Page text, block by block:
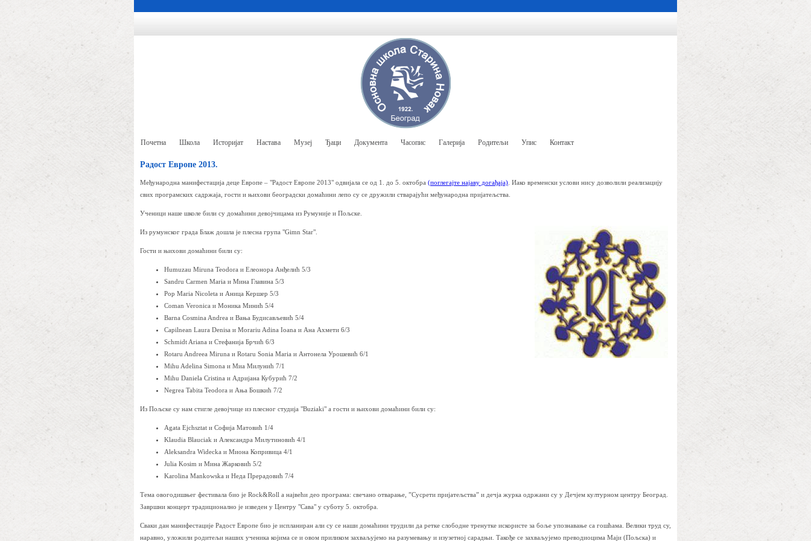
Почетна Школа Историјат Настава Музеј Ђаци Документа Часопис Галерија Родитељи Упис Контакт
Радост Европе 2013.
Међународна манифестација деце Европе – "Радост Европе 2013" одвијала се од 1. до 5. октобра (поглегајте најаву догађаја) . Иако временски услови нису дозволили реализацију
свих програмских садржаја, гости и њихови београдски домаћини лепо су се дружили стварајући међународна пријатељства.
Ученици наше школе били су домаћини девојчицама из Румуније и Пољске.
Из румунског града Блаж дошла је плесна група "Gimn Star".
Гости и њихови домаћини били су:
Humuzau Miruna Teodora и Елеонора Анђелић 5/3
Sandru Carmen Maria и Мина Главина 5/3
Pop Maria Nicoleta и Аница Кершер 5/3
Coman Veronica и Моника Минић 5/4
Barna Cosmina Andrea и Вања Будисављевић 5/4
Capilnean Laura Denisa и Morariu Adina Ioana и Ана Ахмети 6/3
Schmidt Ariana и Стефанија Брчић 6/3
Rotaru Andreea Miruna и Rotaru Sonia Maria и Антонела Урошевић 6/1
Mihu Adelina Simona и Миа Милунић 7/1
Mihu Daniela Cristina и Адријана Кубурић 7/2
Negrea Tabita Teodora и Ања Бошкић 7/2
Из Пољске су нам стигле девојчице из плесног студиjа "Buziaki" а гости и њихови домаћини били су:
Agata Ejchsztat и Софија Матовић 1/4
Klaudia Blauciak и Александра Милутиновић 4/1
Aleksandra Widecka и Миона Копривица 4/1
Julia Kosim и Мина Жарковић 5/2
Karolina Mankowska и Неда Прерадовић 7/4
Тема овогодишњег фестивала био је Rock&Roll а највећи део програма: свечано отварање, ”Сусрети пријатељства” и дечја журка одржани су у Дечјем културном центру Београд.
Завршни концерт традиционално је изведен у Центру "Сава" у суботу 5. октобра.
Сваки дан манифестације Радост Европе био је испланиран али су се наши домаћини трудили да ретке слободне тренутке искористе за боље упознавање са гошћама. Велики труд су,
наравно, уложили родитељи наших ученика којима се и овом приликом захваљујемо на разумевању и изузетној сарадњи. Такође се захваљујемо преводиоцима Маји (Пољска) и